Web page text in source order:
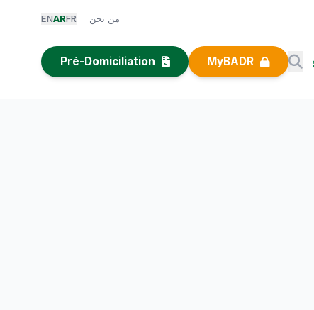
من نحن FR
AR
EN
MyBADR
Pré-Domiciliation